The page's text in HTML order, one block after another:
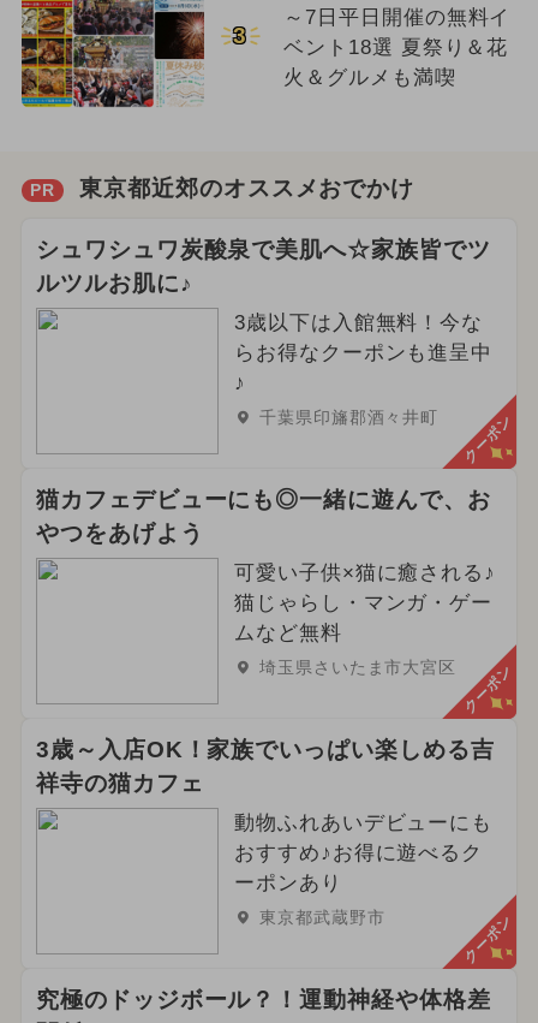
3
～7日平日開催の無料イ
ベント18選 夏祭り＆花
火＆グルメも満喫
PR 東京都近郊のオススメおでかけ
シュワシュワ炭酸泉で美肌へ☆家族皆でツ
ルツルお肌に♪
3歳以下は入館無料！今な
らお得なクーポンも進呈中
♪
千葉県印旛郡酒々井町 クーポン
猫カフェデビューにも◎一緒に遊んで、お
やつをあげよう
可愛い子供×猫に癒される♪
猫じゃらし・マンガ・ゲー
ムなど無料
埼玉県さいたま市大宮区 クーポン
3歳～入店OK！家族でいっぱい楽しめる吉
祥寺の猫カフェ
動物ふれあいデビューにも
おすすめ♪お得に遊べるク
ーポンあり
東京都武蔵野市 クーポン
究極のドッジボール？！運動神経や体格差